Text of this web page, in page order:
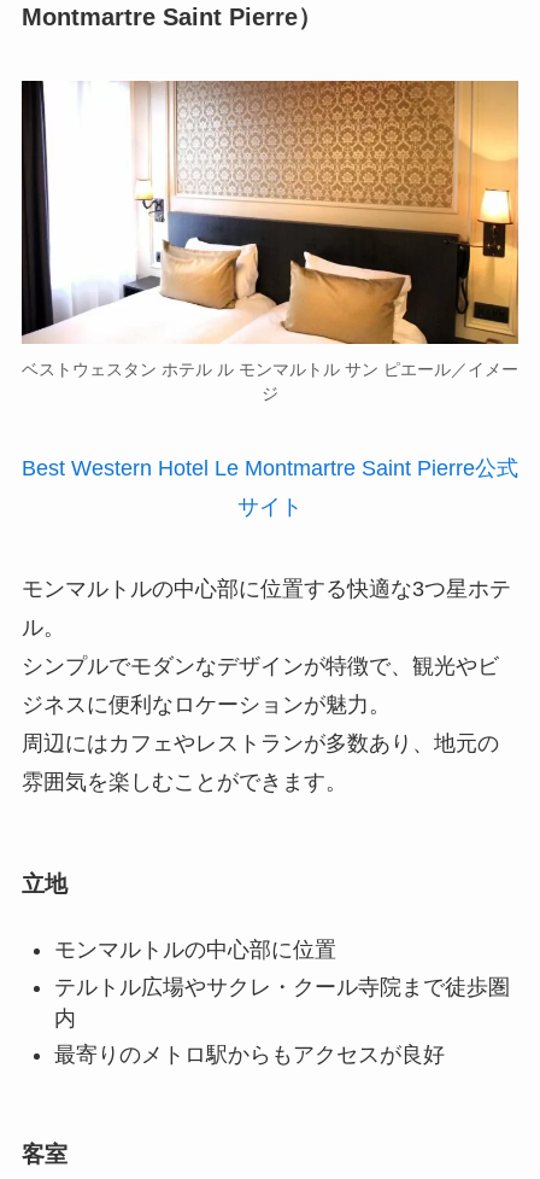
Montmartre Saint Pierre）
ベストウェスタン ホテル ル モンマルトル サン ピエール／イメー
ジ
Best Western Hotel Le Montmartre Saint Pierre公式
サイト
モンマルトルの中心部に位置する快適な3つ星ホテ
ル。
シンプルでモダンなデザインが特徴で、観光やビ
ジネスに便利なロケーションが魅力。
周辺にはカフェやレストランが多数あり、地元の
雰囲気を楽しむことができます。
立地
モンマルトルの中心部に位置
テルトル広場やサクレ・クール寺院まで徒歩圏
内
最寄りのメトロ駅からもアクセスが良好
客室